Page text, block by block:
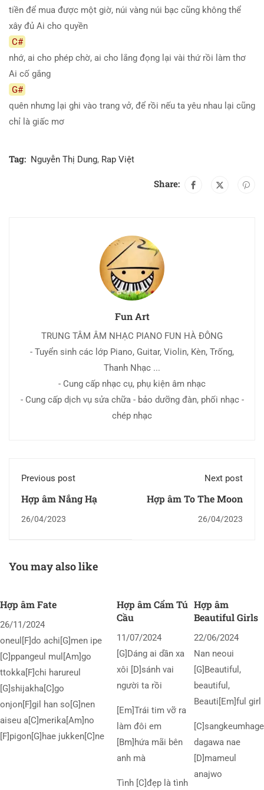
tiền để mua được một giờ, núi vàng núi bạc cũng không thể
xây đủ Ai cho quyền
C#
nhớ, ai cho phép chờ, ai cho lắng đọng lại vài thứ rồi làm thơ
Ai cố gắng
G#
quên nhưng lại ghi vào trang vở, để rồi nếu ta yêu nhau lại cũng
chỉ là giấc mơ
Tag: Nguyễn Thị Dung, Rap Việt
Share:
Fun Art
TRUNG TÂM ÂM NHẠC PIANO FUN HÀ ĐÔNG
- Tuyển sinh các lớp Piano, Guitar, Violin, Kèn, Trống,
Thanh Nhạc ...
- Cung cấp nhạc cụ, phụ kiện âm nhạc
- Cung cấp dịch vụ sửa chữa - bảo dưỡng đàn, phối nhạc -
chép nhạc
Previous post
Hợp âm Nắng Hạ
26/04/2023
Next post
Hợp âm To The Moon
26/04/2023
You may also like
Hợp âm Fate
26/11/2024
oneul[F]do achi[G]men ipe
[C]ppangeul mul[Am]go
ttokka[F]chi harureul
[G]shijakha[C]go
onjon[F]gil han so[G]nen
aiseu a[C]merika[Am]no
[F]pigon[G]hae jukken[C]ne
Hợp âm Cẩm Tú
Cầu
11/07/2024
[G]Dáng ai dần xa
xôi [D]sánh vai
người ta rồi
[Em]Trái tim vỡ ra
làm đôi em
[Bm]hứa mãi bên
anh mà
Tình [C]đẹp là tình
Hợp âm
Beautiful Girls
22/06/2024
Nan neoui
[G]Beautiful,
beautiful,
Beauti[Em]ful girl
[C]sangkeumhage
dagawa nae
[D]mameul
anajwo